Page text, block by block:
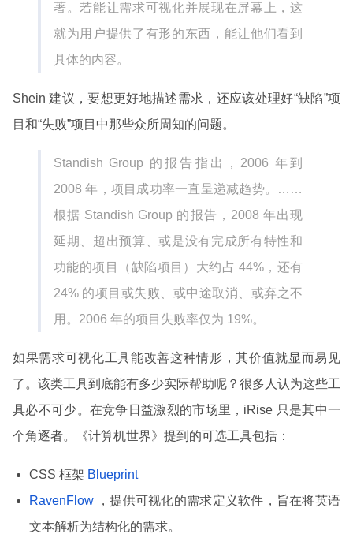
著。若能让需求可视化并展现在屏幕上，这
就为用户提供了有形的东西，能让他们看到
具体的内容。
Shein 建议，要想更好地描述需求，还应该处理好“缺陷”项
目和“失败”项目中那些众所周知的问题。
Standish Group 的报告指出，2006 年到
2008 年，项目成功率一直呈递减趋势。……
根据 Standish Group 的报告，2008 年出现
延期、超出预算、或是没有完成所有特性和
功能的项目（缺陷项目）大约占 44%，还有
24% 的项目或失败、或中途取消、或弃之不
用。2006 年的项目失败率仅为 19%。
如果需求可视化工具能改善这种情形，其价值就显而易见
了。该类工具到底能有多少实际帮助呢？很多人认为这些工
具必不可少。在竞争日益激烈的市场里，iRise 只是其中一
个角逐者。《计算机世界》提到的可选工具包括：
CSS 框架 Blueprint
RavenFlow
，提供可视化的需求定义软件，旨在将英语
文本解析为结构化的需求。